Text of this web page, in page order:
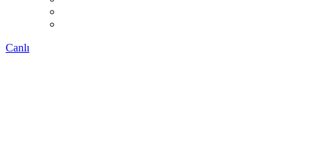
Canlı